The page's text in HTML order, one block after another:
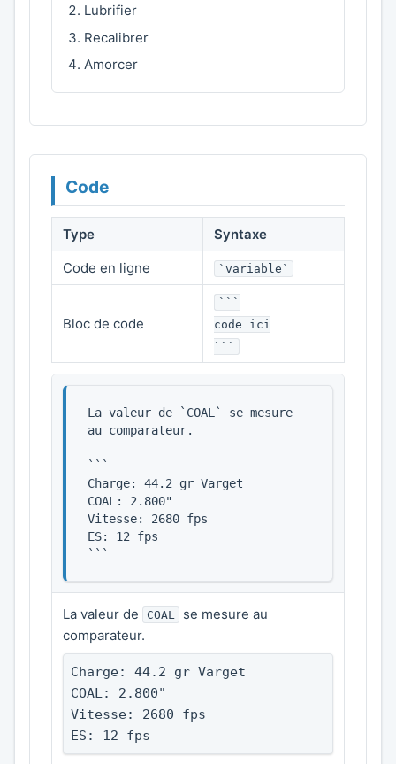
Lubrifier
Recalibrer
Amorcer
Code
Type
Syntaxe
Code en ligne
`variable`
Bloc de code
```
code ici
```
La valeur de `COAL` se mesure
au comparateur.
```
Charge: 44.2 gr Varget
COAL: 2.800"
Vitesse: 2680 fps
ES: 12 fps
```
La valeur de COAL
se mesure au
comparateur.
Charge: 44.2 gr Varget
COAL: 2.800"
Vitesse: 2680 fps
ES: 12 fps